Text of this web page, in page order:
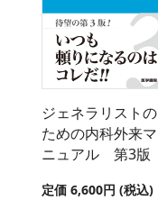
ジェネラリストの
ための内科外来マ
ニュアル 第3版
定価 6,600円 (税込)